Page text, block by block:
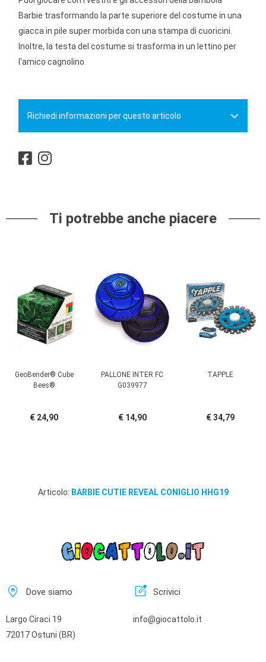
Barbie trasformando la parte superiore del costume in una
giacca in pile super morbida con una stampa di cuoricini.
Inoltre, la testa del costume si trasforma in un lettino per
l'amico cagnolino.
Richiedi informazioni per questo articolo
Ti potrebbe anche piacere
GeoBender® Cube
Bees®
€ 24,90
PALLONE INTER FC
G039977
€ 14,90
TAPPLE
€ 34,79
Articolo: BARBIE CUTIE REVEAL CONIGLIO HHG19
home_pin Dove siamo
Largo Ciraci 19
72017 Ostuni (BR)
edit_square Scrivici
info@giocattolo.it